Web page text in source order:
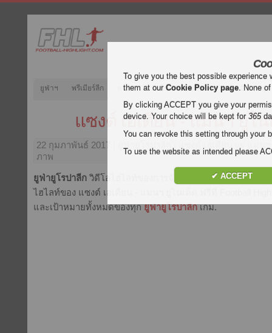
ยูฟ่าฯ พรีเมียร์ลีก ลาลีกา กัลโช่ บุนเดสลีกา ลีกเอิง ยู
แซงต์ เอเตียน - แมนฯ ยูไน
22 กุมภาพันธ์ 2017
ภาพ
ยูฟ่ายูโรปาลีก วิดีโอไฮไลท์ของการจับคู่
แซงต์ เอเตียน - แมน
ไฮไลท์ของ แซงต์ เอเตียน - แมนฯ ยูไนเต็ด ฟรีที่ Football
และเป้าหมายทั้งหมดของทุกยูฟ่ายูโรปาลีก เกม.
To give you the best possible
them at ourCookie Policy page. None
By clicking ACCEPT you give your
device. Your choice will be kept for365
You can revoke this setting through your
To use the website as intended please
✔ ACCEPT